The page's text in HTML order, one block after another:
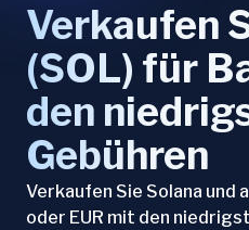
Verkaufen
(SOL) für
den
Gebühren
Verkaufen Sie Solana und
oder EUR mit den